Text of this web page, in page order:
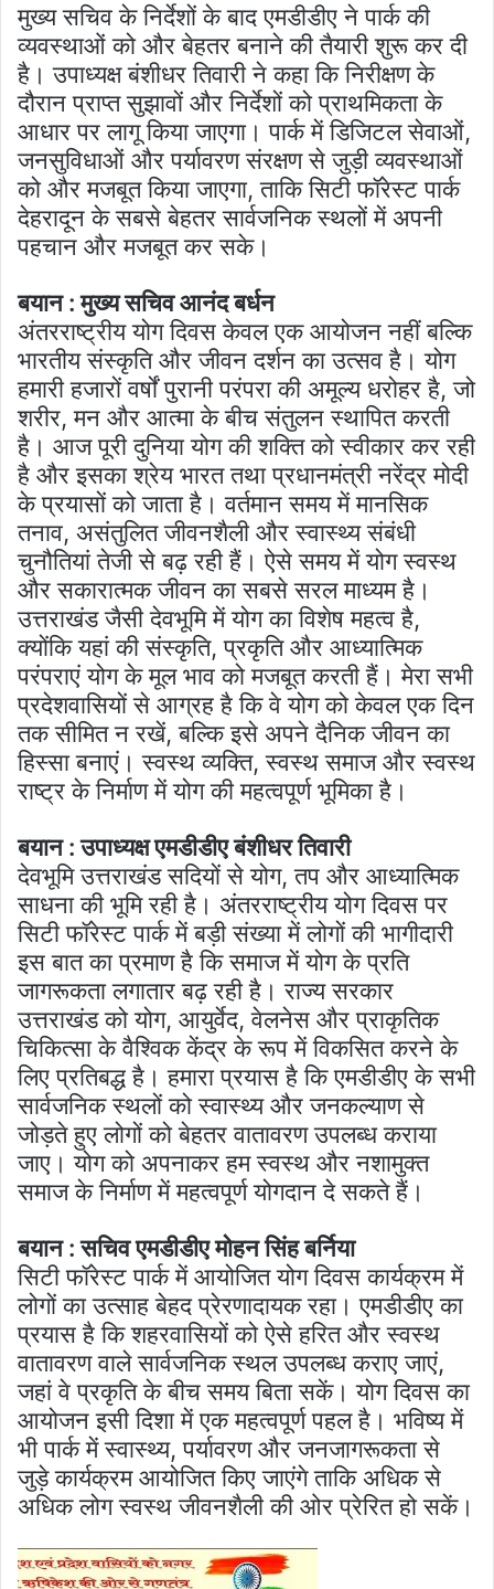
मुख्य सचिव के निर्देशों के बाद एमडीडीए ने पार्क की
व्यवस्थाओं को और बेहतर बनाने की तैयारी शुरू कर दी
है। उपाध्यक्ष बंशीधर तिवारी ने कहा कि निरीक्षण के
दौरान प्राप्त सुझावों और निर्देशों को प्राथमिकता के
आधार पर लागू किया जाएगा। पार्क में डिजिटल सेवाओं,
जनसुविधाओं और पर्यावरण संरक्षण से जुड़ी व्यवस्थाओं
को और मजबूत किया जाएगा, ताकि सिटी फॉरेस्ट पार्क
देहरादून के सबसे बेहतर सार्वजनिक स्थलों में अपनी
पहचान और मजबूत कर सके।
बयान : मुख्य सचिव आनंद बर्धन
अंतरराष्ट्रीय योग दिवस केवल एक आयोजन नहीं बल्कि
भारतीय संस्कृति और जीवन दर्शन का उत्सव है। योग
हमारी हजारों वर्षों पुरानी परंपरा की अमूल्य धरोहर है, जो
शरीर, मन और आत्मा के बीच संतुलन स्थापित करती
है। आज पूरी दुनिया योग की शक्ति को स्वीकार कर रही
है और इसका श्रेय भारत तथा प्रधानमंत्री नरेंद्र मोदी
के प्रयासों को जाता है। वर्तमान समय में मानसिक
तनाव, असंतुलित जीवनशैली और स्वास्थ्य संबंधी
चुनौतियां तेजी से बढ़ रही हैं। ऐसे समय में योग स्वस्थ
और सकारात्मक जीवन का सबसे सरल माध्यम है।
उत्तराखंड जैसी देवभूमि में योग का विशेष महत्व है,
क्योंकि यहां की संस्कृति, प्रकृति और आध्यात्मिक
परंपराएं योग के मूल भाव को मजबूत करती हैं। मेरा सभी
प्रदेशवासियों से आग्रह है कि वे योग को केवल एक दिन
तक सीमित न रखें, बल्कि इसे अपने दैनिक जीवन का
हिस्सा बनाएं। स्वस्थ व्यक्ति, स्वस्थ समाज और स्वस्थ
राष्ट्र के निर्माण में योग की महत्वपूर्ण भूमिका है।
बयान : उपाध्यक्ष एमडीडीए बंशीधर तिवारी
देवभूमि उत्तराखंड सदियों से योग, तप और आध्यात्मिक
साधना की भूमि रही है। अंतरराष्ट्रीय योग दिवस पर
सिटी फॉरेस्ट पार्क में बड़ी संख्या में लोगों की भागीदारी
इस बात का प्रमाण है कि समाज में योग के प्रति
जागरूकता लगातार बढ़ रही है। राज्य सरकार
उत्तराखंड को योग, आयुर्वेद, वेलनेस और प्राकृतिक
चिकित्सा के वैश्विक केंद्र के रूप में विकसित करने के
लिए प्रतिबद्ध है। हमारा प्रयास है कि एमडीडीए के सभी
सार्वजनिक स्थलों को स्वास्थ्य और जनकल्याण से
जोड़ते हुए लोगों को बेहतर वातावरण उपलब्ध कराया
जाए। योग को अपनाकर हम स्वस्थ और नशामुक्त
समाज के निर्माण में महत्वपूर्ण योगदान दे सकते हैं।
बयान : सचिव एमडीडीए मोहन सिंह बर्निया
सिटी फॉरेस्ट पार्क में आयोजित योग दिवस कार्यक्रम में
लोगों का उत्साह बेहद प्रेरणादायक रहा। एमडीडीए का
प्रयास है कि शहरवासियों को ऐसे हरित और स्वस्थ
वातावरण वाले सार्वजनिक स्थल उपलब्ध कराए जाएं,
जहां वे प्रकृति के बीच समय बिता सकें। योग दिवस का
आयोजन इसी दिशा में एक महत्वपूर्ण पहल है। भविष्य में
भी पार्क में स्वास्थ्य, पर्यावरण और जनजागरूकता से
जुड़े कार्यक्रम आयोजित किए जाएंगे ताकि अधिक से
अधिक लोग स्वस्थ जीवनशैली की ओर प्रेरित हो सकें।